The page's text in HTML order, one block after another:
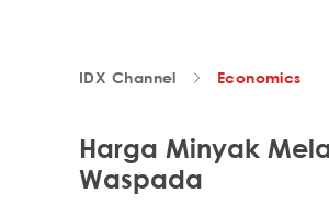
IDX Channel Economics
Harga Minyak
Waspada